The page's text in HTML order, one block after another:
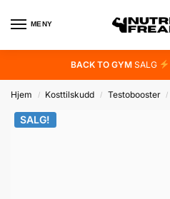
MENY
BACK TO GYMSALG
Hjem / Kosttilskudd / Testobooster /
SALG!